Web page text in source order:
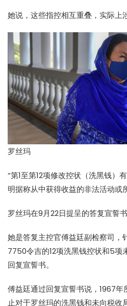
她说，这些指控相互重叠，实际上
罗丝玛
“第1至第12项修改控状（洗黑钱）
明据称从中获得收益的非法活动或
罗丝玛在9月22日提呈的答复宣誓书
她是答复主控官傅益廷副检察司，
7750令吉的12项洗黑钱控状和5项
回复宣誓书。
傅益廷通过回复宣誓书说，1967
止对于罗丝玛的洗黑钱和未向税收